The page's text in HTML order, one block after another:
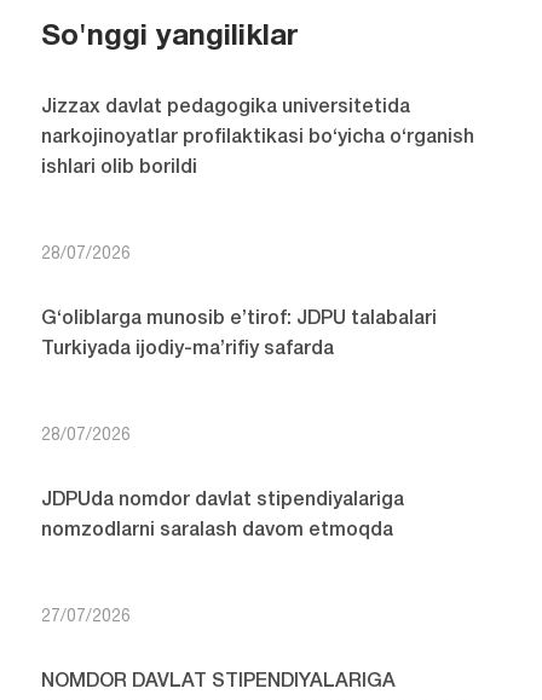
So'nggi yangiliklar
Jizzax davlat pedagogika universitetida
narkojinoyatlar profilaktikasi bo‘yicha o‘rganish
ishlari olib borildi
28/07/2026
G‘oliblarga munosib e’tirof: JDPU talabalari
Turkiyada ijodiy-ma’rifiy safarda
28/07/2026
JDPUda nomdor davlat stipendiyalariga
nomzodlarni saralash davom etmoqda
27/07/2026
NOMDOR DAVLAT STIPENDIYALARIGA